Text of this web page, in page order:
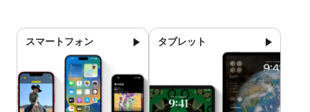
スマートフォン タブレット